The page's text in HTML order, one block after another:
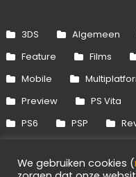
3DS Algemeen
Feature
Films
Mobile
Preview
PS Vita
PS6
PSP
Xbox 360
Xbox
We gebruiken cookies (